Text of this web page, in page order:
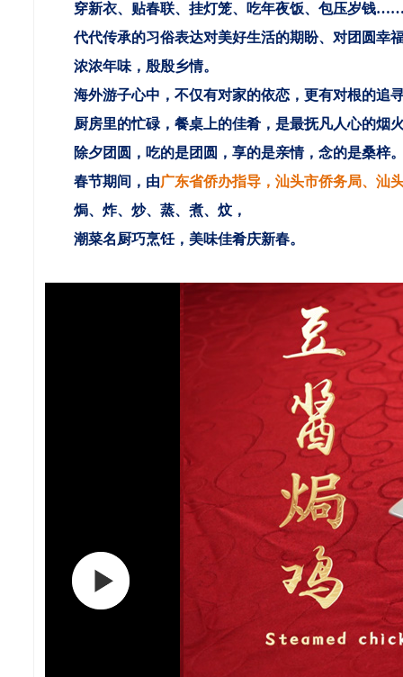
穿新衣、贴春联、挂灯笼、吃年夜饭、包压岁钱
代代传承的习俗表达对美好生活的期盼、对团圆幸
浓浓年味，殷殷乡情。
海外游子心中，不仅有对家的依恋，更有对根的追
厨房里的忙碌，餐桌上的佳肴，是最抚凡人心的烟
除夕团圆，吃的是团圆，享的是亲情，念的是桑梓
春节期间，由广东省侨办指导，汕头市侨务局、汕
焗、炸、炒、蒸、煮、炆，
潮菜名厨巧烹饪，美味佳肴庆新春。